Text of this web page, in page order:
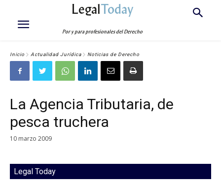
LegalToday
Por y para profesionales del Derecho
Inicio Actualidad Jurídica Noticias de Derecho
La Agencia Tributaria, de
pesca truchera
10 marzo 2009
Legal Today